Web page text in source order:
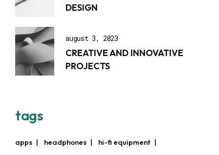
DESIGN
august 3, 2023
CREATIVE AND INNOVATIVE
PROJECTS
tags
apps headphones hi-fi equipment